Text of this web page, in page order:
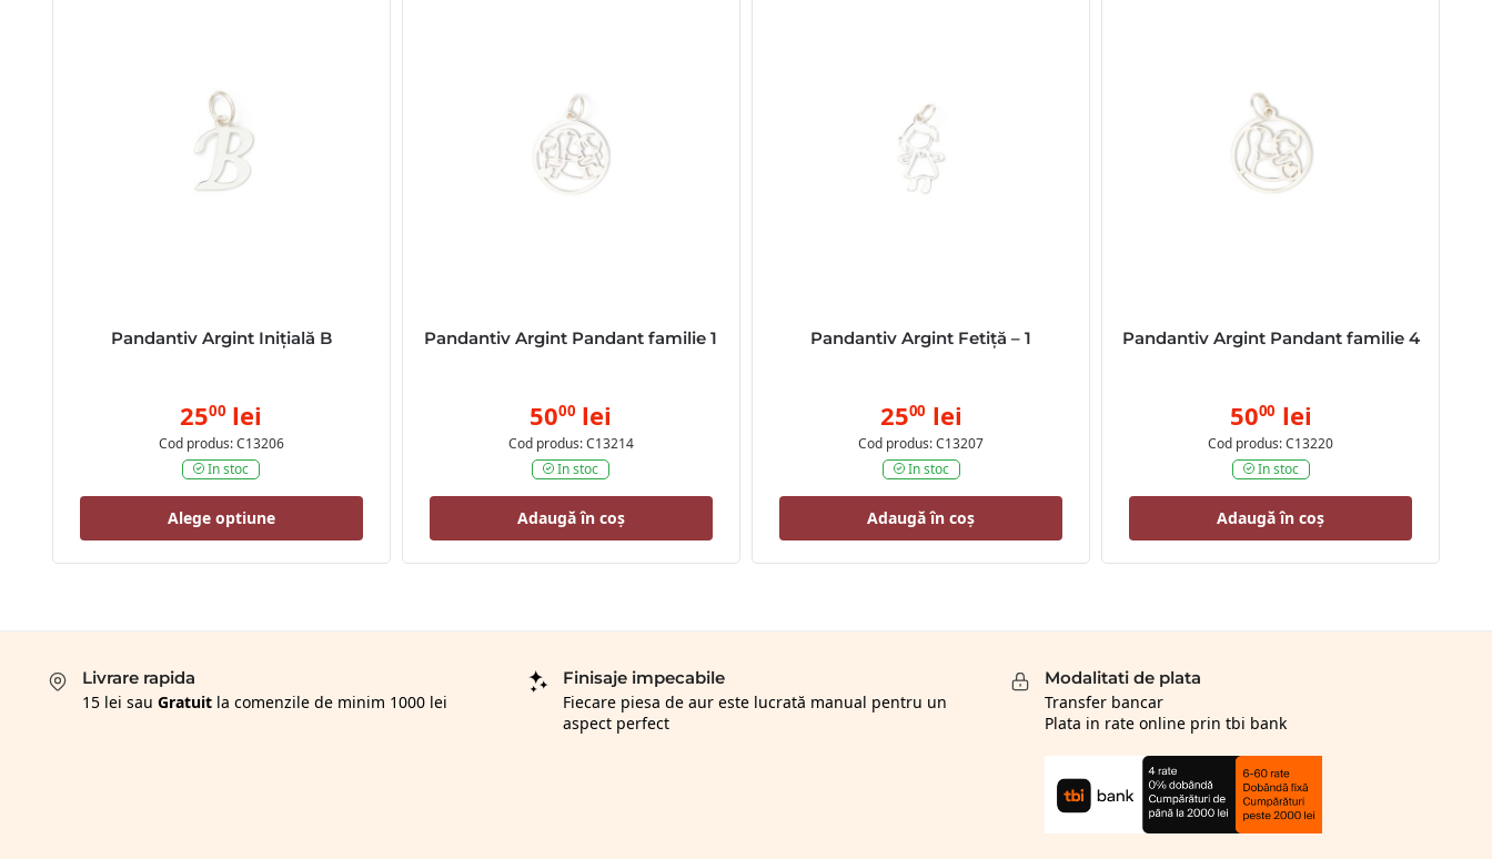
Pandantiv Argint Inițială B
2500 lei
Cod produs: C13206
In stoc
Alege optiune
Pandantiv Argint Pandant familie 1
5000 lei
Cod produs: C13214
In stoc
Adaugă în coș
Pandantiv Argint Fetiță – 1
2500 lei
Cod produs: C13207
In stoc
Adaugă în coș
Pandantiv Argint Pandant familie 4
5000 lei
Cod produs: C13220
In stoc
Adaugă în coș
Livrare rapida
15 lei sau Gratuitla comenzile de minim 1000 lei
Finisaje impecabile
Fiecare piesa de aur este lucrată manual pentru un
aspect perfect
Modalitati de plata
Transfer bancar
Plata in rate online prin tbi bank